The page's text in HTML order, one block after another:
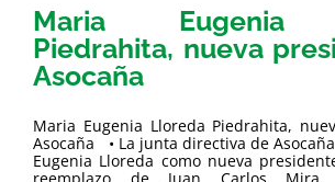
Maria Eugenia
Piedrahita, nueva
Asocaña
Maria Eugenia Lloreda Piedrahita,
Asocaña • La junta directiva de
Eugenia Lloreda como nueva
reemplazo de Juan Carlos